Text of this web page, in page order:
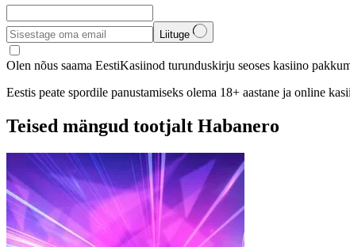
Liituge
Olen nõus saama EestiKasiinod turunduskirju seoses kasiino
Eestis peate spordile panustamiseks olema 18+ aastane ja online
Teised mängud tootjalt Habanero